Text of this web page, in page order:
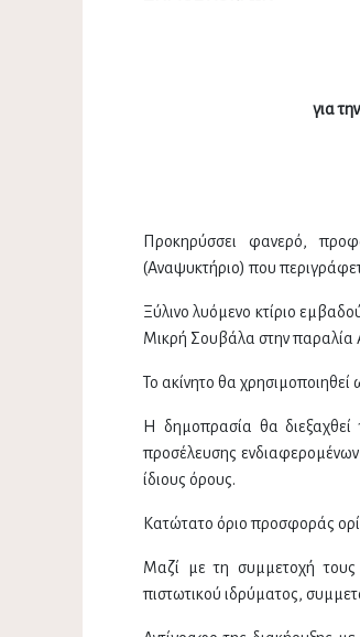
για
Προκηρύσσει φανερό,
(Αναψυκτήριο) που
Ξύλινο λυόμενο κτίριο
Μικρή Σουβάλα στην παραλία
Το ακίνητο θα
Η δημοπρασία θα
προσέλευσης
ίδιους όρους.
Κατώτατο όριο προσφοράς
Μαζί με τη συμμετοχή τους
πιστωτικού ιδρύματος,